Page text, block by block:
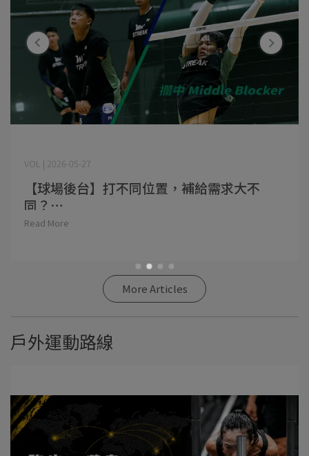
VOL | 2026-05-27
【球場後台】打不同位置，補給需求大不
同？⋯
Read More
More Articles
戶外運動路線